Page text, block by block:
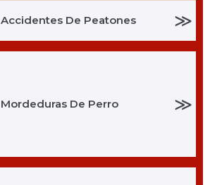
Accidentes De Peatones ≫
Mordeduras De Perro ≫